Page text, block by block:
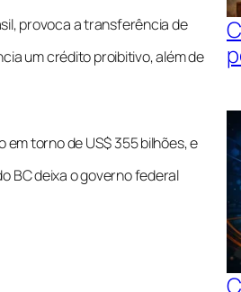
provoca a transferência de
um crédito proibitivo, além de
torno de US$ 355 bilhões, e
BC deixa o governo federal